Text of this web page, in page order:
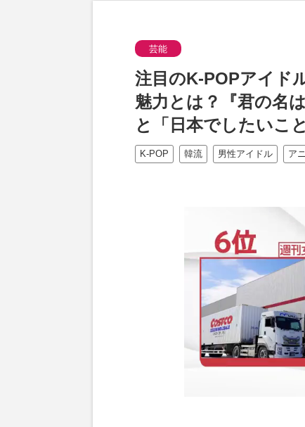
芸能
注目のK-POPアイド
魅力とは？『君の名
と「日本でしたいこと
K-POP 韓流 男性アイドル ア